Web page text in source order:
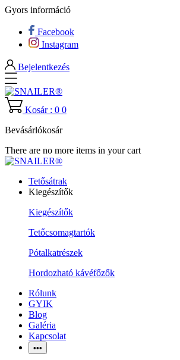
Gyors információ
Facebook
Instagram
Bejelentkezés
Kosár : 0 0
Bevásárlókosár
There are no more items in your cart
Tetősátrak
Kiegészítők
Kiegészítők
Tetőcsomagtartók
Pótalkatrészek
Hordozható kávéfőzők
Rólunk
GYIK
Blog
Galéria
Kapcsolat
•••